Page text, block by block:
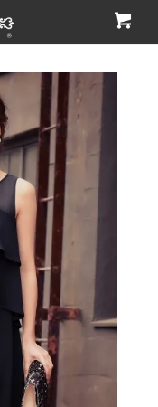
ーハンドル
ール刺繍
ンドバッ